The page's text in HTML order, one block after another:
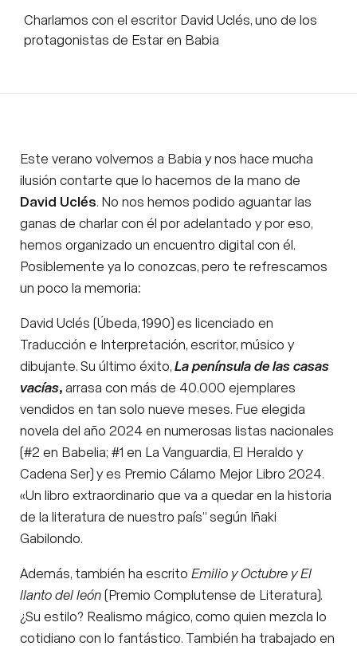
Charlamos con el escritor David Uclés, uno de los
protagonistas de Estar en Babia
Este verano volvemos a Babia y nos hace mucha
ilusión contarte que lo hacemos de la mano de
David Uclés . No nos hemos podido aguantar las
ganas de charlar con él por adelantado y por eso,
hemos organizado un encuentro digital con él.
Posiblemente ya lo conozcas, pero te refrescamos
un poco la memoria:
David Uclés (Úbeda, 1990) es licenciado en
Traducción e Interpretación, escritor, músico y
dibujante. Su último éxito, La península de las casas
vacías,arrasa con más de 40.000 ejemplares
vendidos en tan solo nueve meses. Fue elegida
novela del año 2024 en numerosas listas nacionales
(#2 en Babelia; #1 en La Vanguardia, El Heraldo y
Cadena Ser) y es Premio Cálamo Mejor Libro 2024.
«Un libro extraordinario que va a quedar en la historia
de la literatura de nuestro país” según Iñaki
Gabilondo.
Además, también ha escrito Emilio y Octubre y El
llanto del león(Premio Complutense de Literatura).
¿Su estilo? Realismo mágico, como quien mezcla lo
cotidiano con lo fantástico. También ha trabajado en